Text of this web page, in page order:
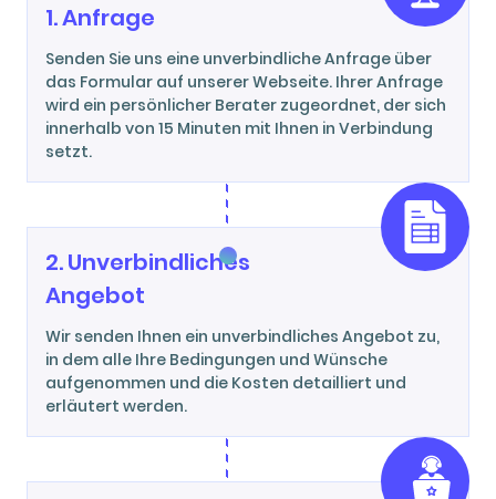
1. Anfrage
Senden Sie uns eine unverbindliche Anfrage über
das Formular auf unserer Webseite. Ihrer Anfrage
wird ein persönlicher Berater zugeordnet, der sich
innerhalb von 15 Minuten mit Ihnen in Verbindung
setzt.
2. Unverbindliches
Angebot
Wir senden Ihnen ein unverbindliches Angebot zu,
in dem alle Ihre Bedingungen und Wünsche
aufgenommen und die Kosten detailliert und
erläutert werden.